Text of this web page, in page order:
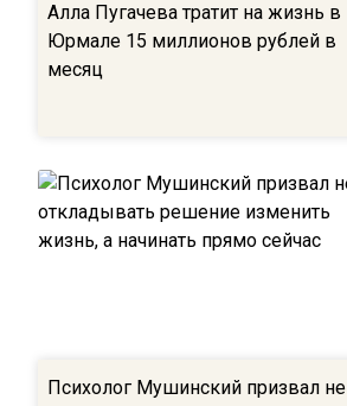
Алла Пугачева тратит на жизнь в
Юрмале 15 миллионов рублей в
месяц
Психолог Мушинский призвал не